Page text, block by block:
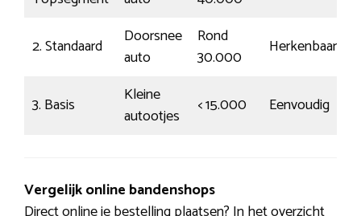
2. Standaard
Doorsnee
auto
Rond
30.000
Herkenbaar
3. Basis
Kleine
autootjes
< 15.000 Eenvoudig
Vergelijk online bandenshops